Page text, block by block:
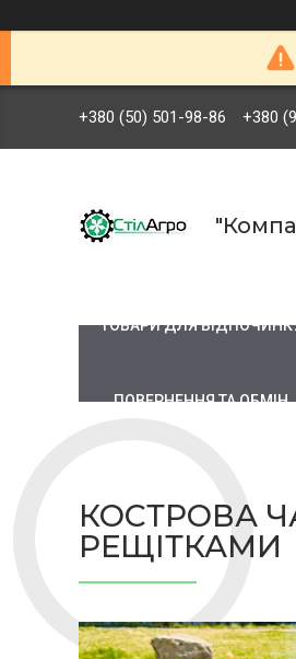
+380 (50) 501-98-86 +380
ТОВАРИ ДЛЯ
ПОВЕРНЕННЯ ТА ОБМІН
КОСТРОВА
РЕЩІТКАМИ